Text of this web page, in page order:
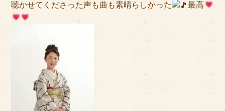
聴かせてくださった声も曲も素晴らしかった
最高